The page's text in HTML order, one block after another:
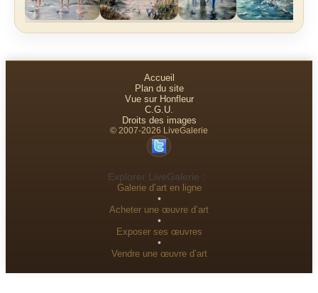
Accueil
Plan du site
Vue sur Honfleur
C.G.U.
Droits des images
© 2007-2026 LiveGalerie
Explorer LiveGalerie :
Galerie d’art en ligne
•
Acheter une œuvre d’art
•
Exposer ses œuvres
•
Vendre une œuvre d’art